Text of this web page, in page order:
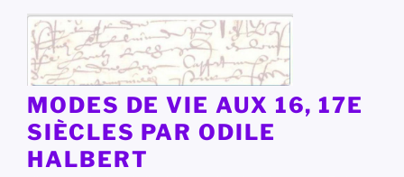
contenu
principal
MODES DE VIE AUX 16, 17E
SIÈCLES PAR ODILE
HALBERT